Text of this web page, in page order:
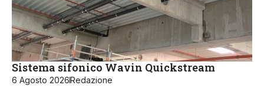
Sistema sifonico Wavin Quickstream
6 Agosto 2026Redazione